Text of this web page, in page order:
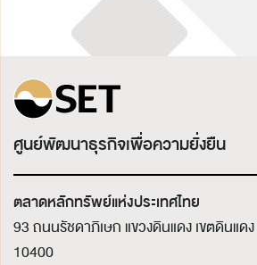
ศูนย์พัฒนาธุรกิจเพื่อความยั่งยืน
ตลาดหลักทรัพย์แห่งประเทศไทย
93 ถนนรัชดาภิเษก แขวงดินแดง เขตดินแดง
10400